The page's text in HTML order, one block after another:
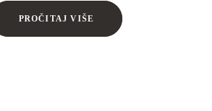
PROČITAJ VIŠE